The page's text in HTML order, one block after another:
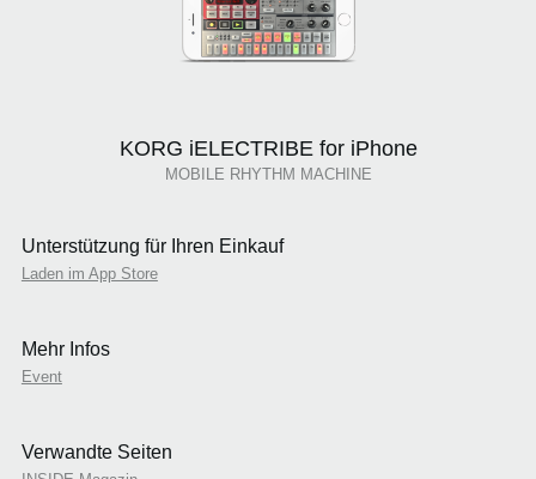
KORG iELECTRIBE for iPhone
MOBILE RHYTHM MACHINE
Unterstützung für Ihren Einkauf
Laden im App Store
Mehr Infos
Event
Verwandte Seiten